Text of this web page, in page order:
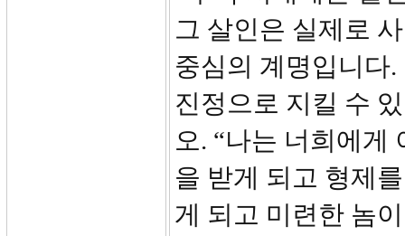
그 살인은 실제로
중심의 계명입니다
진정으로 지킬 수
오. “나는 너희에게
을 받게 되고 형제
게 되고 미련한 놈